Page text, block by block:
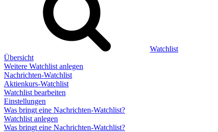
Watchlist
Übersicht
Weitere Watchlist anlegen
Nachrichten-Watchlist
Aktienkurs-Watchlist
Watchlist bearbeiten
Einstellungen
Was bringt eine Nachrichten-Watchlist?
Watchlist anlegen
Was bringt eine Nachrichten-Watchlist?